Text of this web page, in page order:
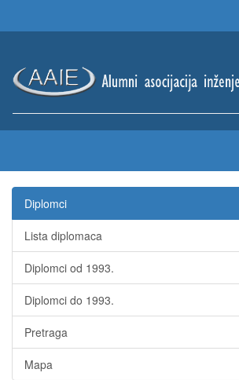
Diplomci
Lista diplomaca
Diplomci od 1993.
Diplomci do 1993.
Pretraga
Mapa